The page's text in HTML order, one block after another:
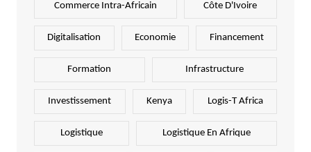
Commerce Intra-Africain Côte D'Ivoire
Digitalisation Economie Financement
Formation Infrastructure
Investissement Kenya Logis-T Africa
Logistique Logistique En Afrique